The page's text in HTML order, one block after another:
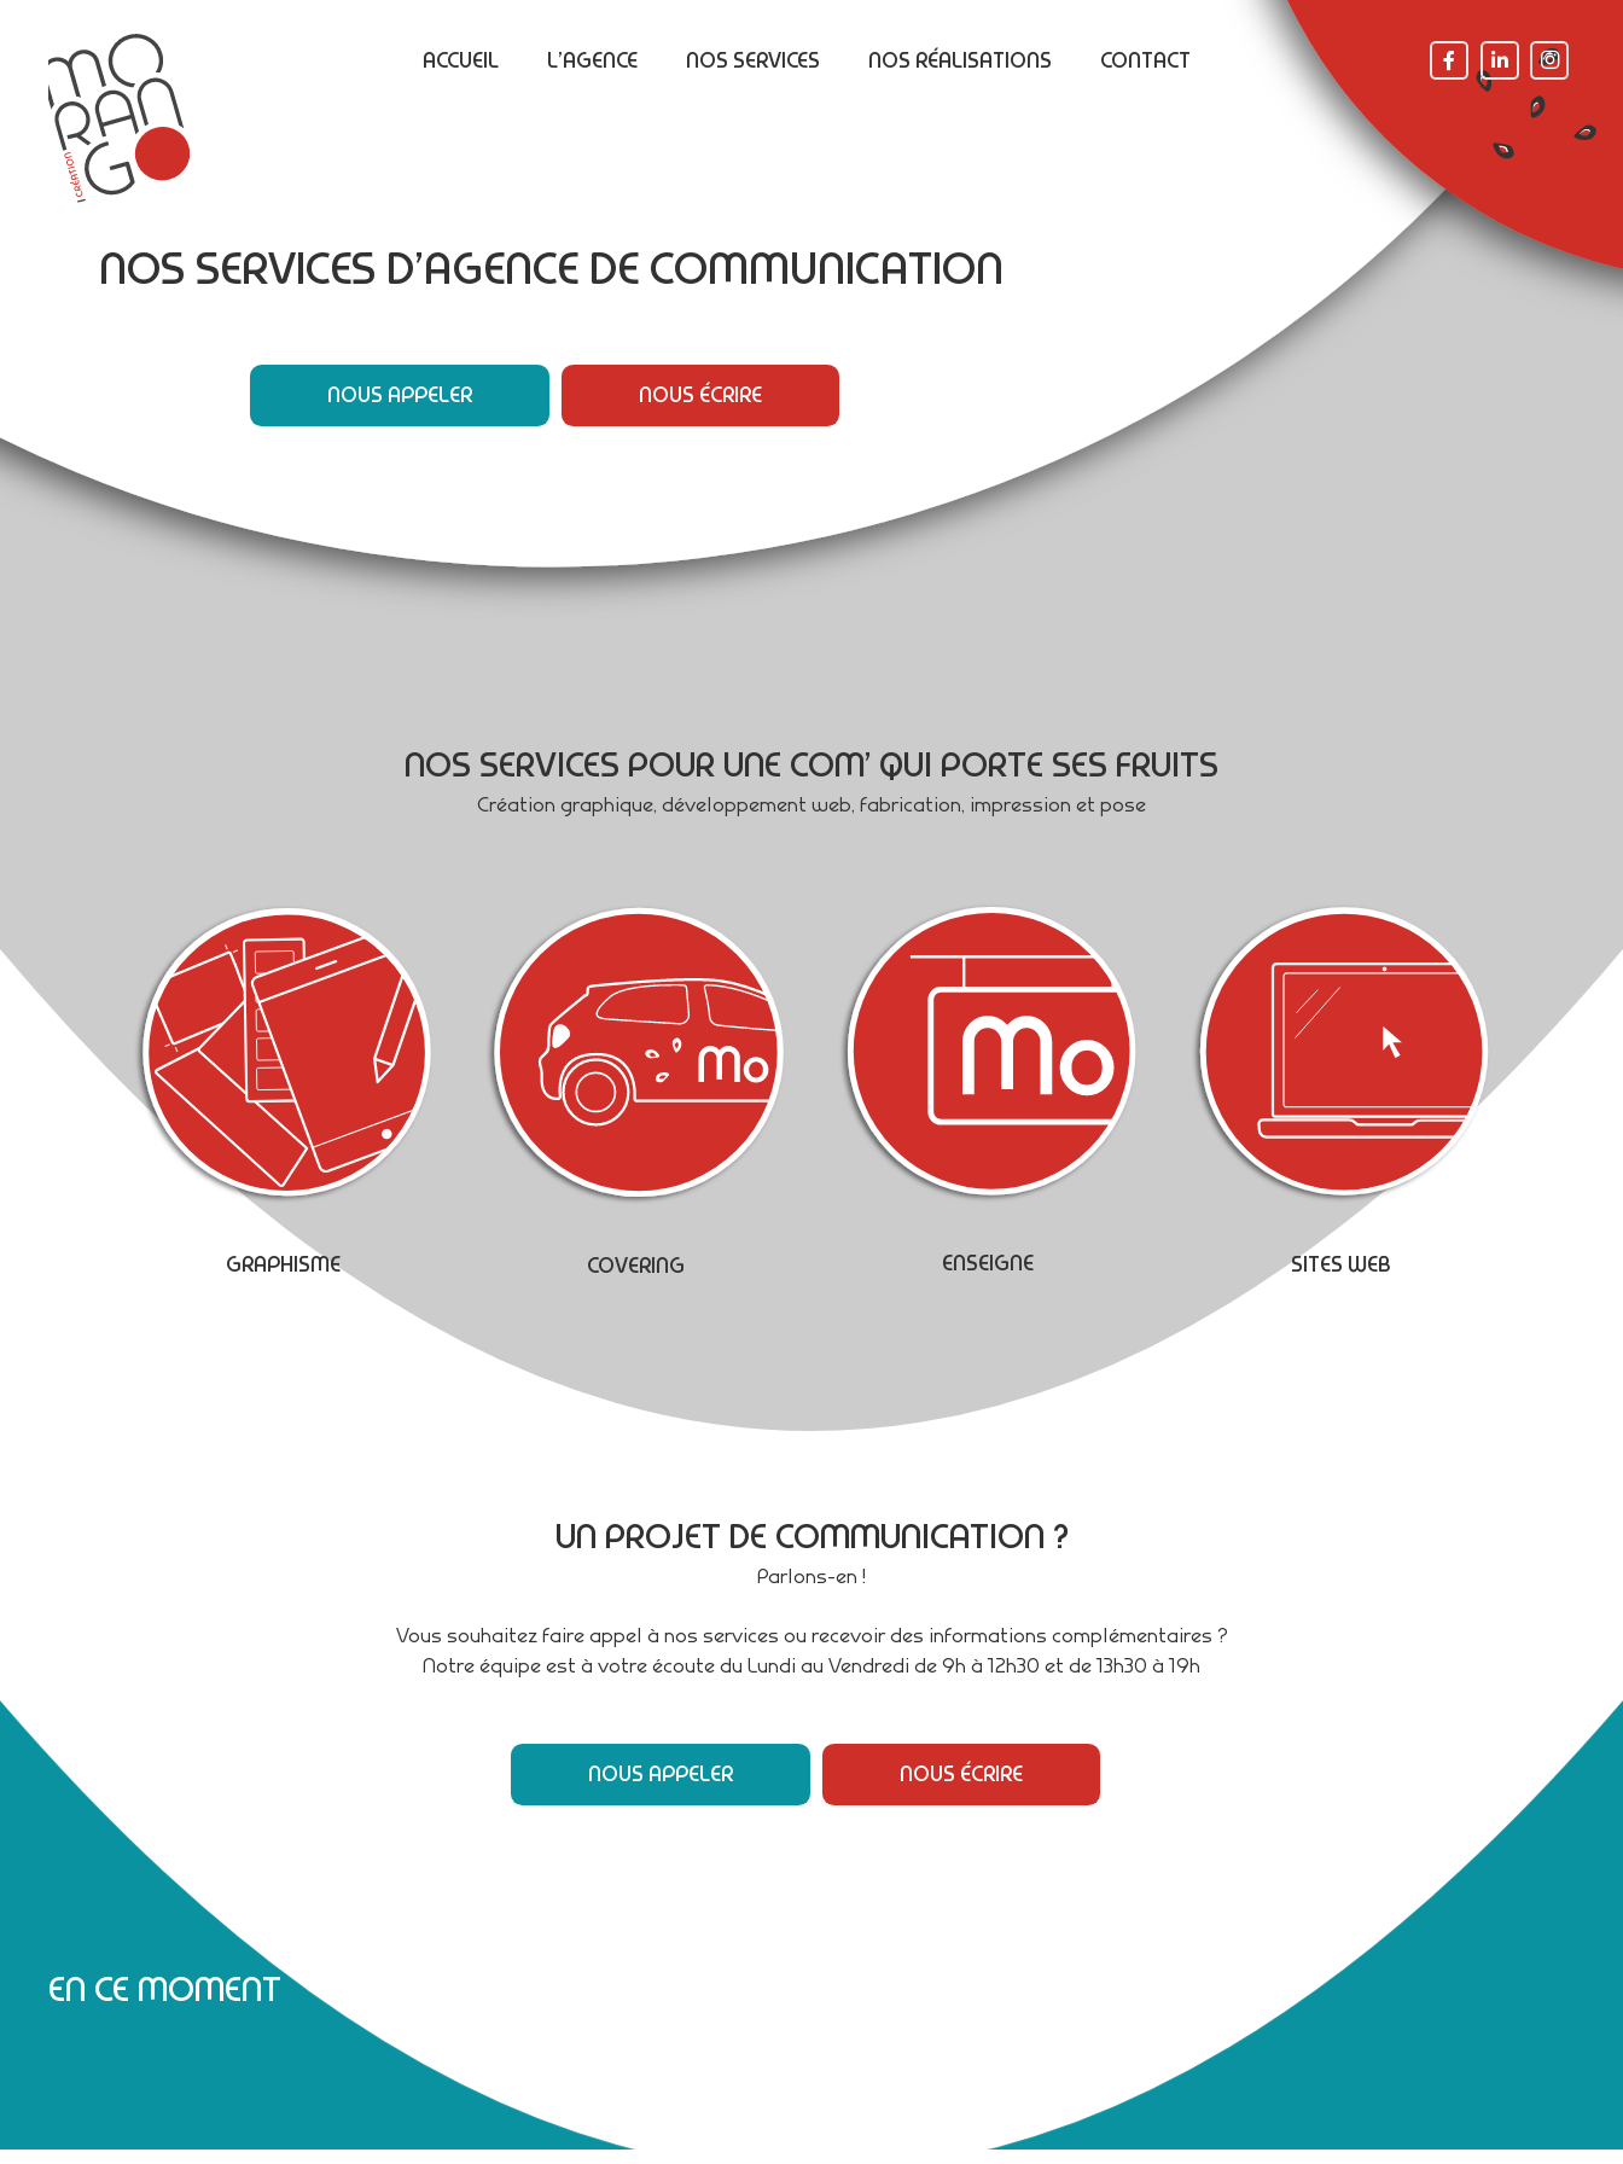
ACCUEIL L’AGENCE NOS SERVICES NOS RÉALISATIONS CONTACT
NOS SERVICES D’AGENCE DE COMMUNICATION
NOUS APPELER NOUS ÉCRIRE
NOS SERVICES POUR UNE COM’ QUI PORTE SES FRUITS
Création graphique, développement web, fabrication, impression et pose
GRAPHISME COVERING ENSEIGNE SITES WEB
UN PROJET DE COMMUNICATION ?
Parlons-en !
Vous souhaitez faire appel à nos services ou recevoir des informations complémentaires ?
Notre équipe est à votre écoute du Lundi au Vendredi de 9h à 12h30 et de 13h30 à 19h
NOUS APPELER NOUS ÉCRIRE
EN CE MOMENT